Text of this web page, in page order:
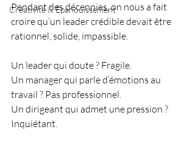
Créativité & Épanouissement
Pendant des décennies, on nous a fait
croire qu’un leader crédible devait être
rationnel, solide, impassible.
Un leader qui doute ? Fragile.
Un manager qui parle d’émotions au
travail ? Pas professionnel.
Un dirigeant qui admet une pression ?
Inquiétant.